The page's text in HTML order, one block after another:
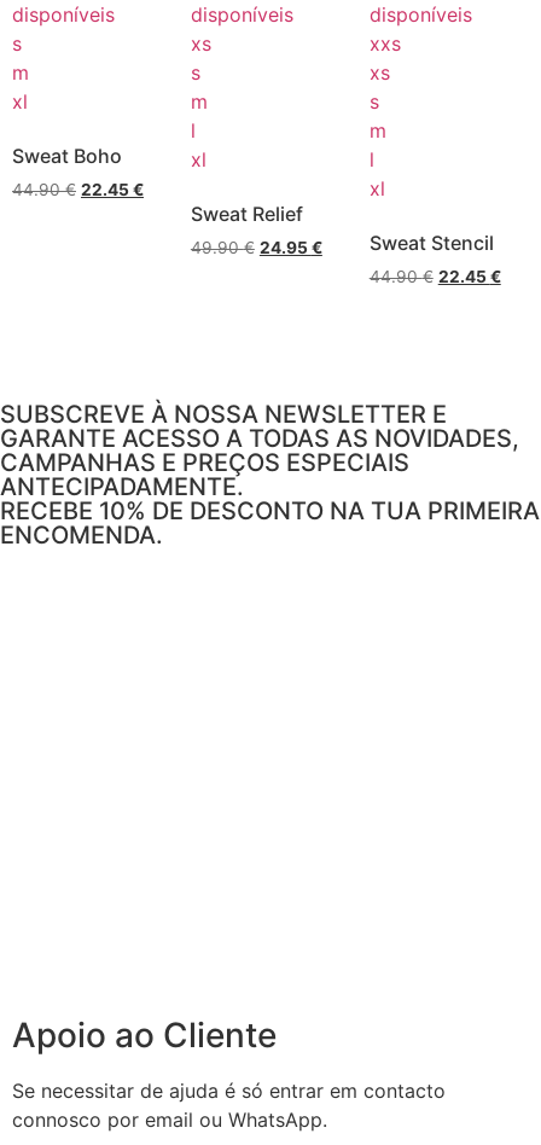
disponíveis
s
m
xl
Sweat Boho
44.90€ 22.45€
disponíveis
xs
s
m
l
xl
Sweat Relief
49.90€ 24.95€
disponíveis
xxs
xs
s
m
l
xl
Sweat Stencil
44.90€ 22.45€
SUBSCREVE À NOSSA NEWSLETTER E
GARANTE ACESSO A TODAS AS NOVIDADES,
CAMPANHAS E PREÇOS ESPECIAIS
ANTECIPADAMENTE.
RECEBE 10% DE DESCONTO NA TUA PRIMEIRA
ENCOMENDA.
Apoio ao Cliente
Se necessitar de ajuda é só entrar em contacto
connosco por email ou WhatsApp.